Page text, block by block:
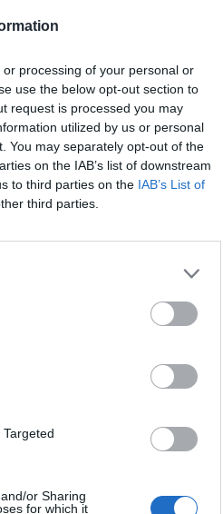
processing of your personal or
use the below opt-out section to
request is processed you may
utilized by us or personal
You may separately opt-out of the
on the IAB’s list of downstream
to third parties on the IAB’s List of
third parties.
or Sharing
for which it
λειτουργίας τους.
και τους επισκέπτες